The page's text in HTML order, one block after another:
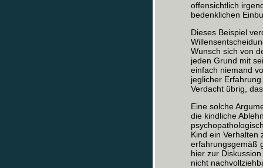
offensichtlich
bedenklichen
Dieses Beispiel
Wunsch sich von
jeden Grund mit
einfach niemand
jeglicher
Verdacht übrig,
Eine solche
die kindliche
Kind ein Verhalten
erfahrungsgemäß
hier zur
nicht